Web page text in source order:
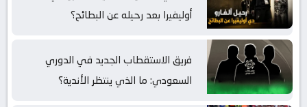
أوليفيرا بعد رحيله عن البطائح؟
فريق الاستقطاب الجديد في الدوري
السعودي: ما الذي ينتظر الأندية؟